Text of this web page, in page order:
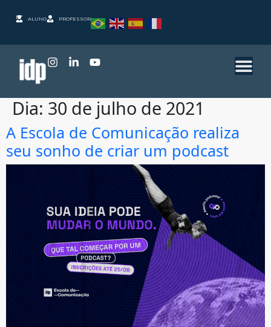
ALUNO PROFESSOR
Dia: 30 de julho de 2021
A Escola de Comunicação realiza
seu sonho de criar um podcast